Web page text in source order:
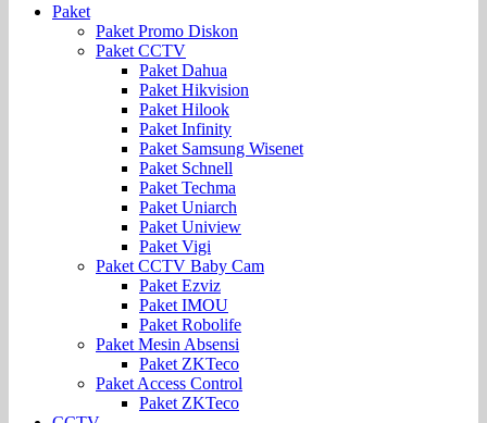
Paket
Paket Promo Diskon
Paket CCTV
Paket Dahua
Paket Hikvision
Paket Hilook
Paket Infinity
Paket Samsung Wisenet
Paket Schnell
Paket Techma
Paket Uniarch
Paket Uniview
Paket Vigi
Paket CCTV Baby Cam
Paket Ezviz
Paket IMOU
Paket Robolife
Paket Mesin Absensi
Paket ZKTeco
Paket Access Control
Paket ZKTeco